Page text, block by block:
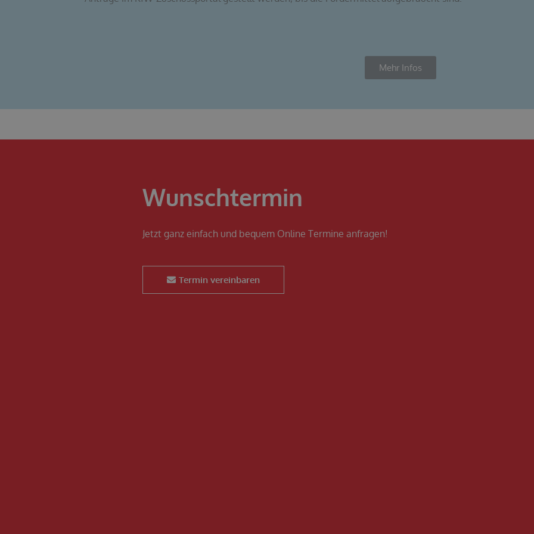
Mehr Infos
Wunschtermin
Jetzt ganz einfach und bequem Online Termine anfragen!
Termin vereinbaren